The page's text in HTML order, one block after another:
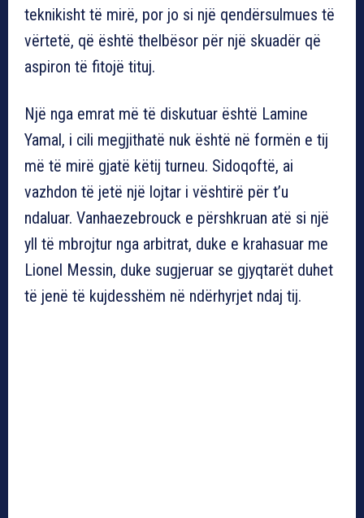
teknikisht të mirë, por jo si një qendërsulmues të
vërtetë, që është thelbësor për një skuadër që
aspiron të fitojë tituj.
Një nga emrat më të diskutuar është Lamine
Yamal, i cili megjithatë nuk është në formën e tij
më të mirë gjatë këtij turneu. Sidoqoftë, ai
vazhdon të jetë një lojtar i vështirë për t’u
ndaluar. Vanhaezebrouck e përshkruan atë si një
yll të mbrojtur nga arbitrat, duke e krahasuar me
Lionel Messin, duke sugjeruar se gjyqtarët duhet
të jenë të kujdesshëm në ndërhyrjet ndaj tij.